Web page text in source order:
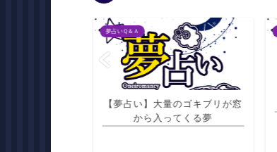
夢占いＱ＆Ａ
【夢占い】大量のゴキブリが窓
から入ってくる夢